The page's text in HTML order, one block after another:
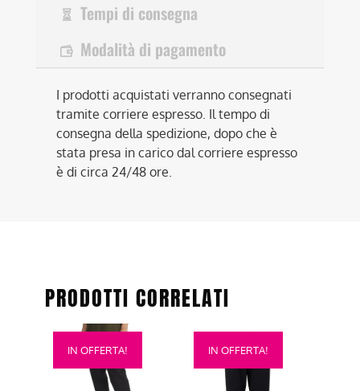
Tempi di consegna
Modalità di pagamento
I prodotti acquistati verranno consegnati
tramite corriere espresso. Il tempo di
consegna della spedizione, dopo che è
stata presa in carico dal corriere espresso
è di circa 24/48 ore.
PRODOTTI CORRELATI
IN OFFERTA!
Questo
prodotto
IN OFFERTA!
Questo
prodotto